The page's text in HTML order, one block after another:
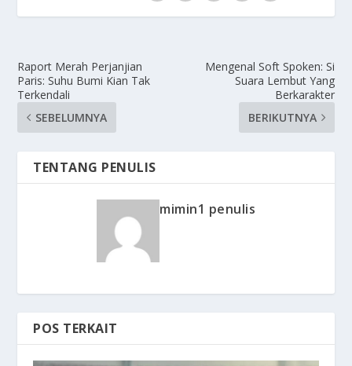
Raport Merah Perjanjian
Paris: Suhu Bumi Kian Tak
Terkendali
SEBELUMNYA
Mengenal Soft Spoken: Si
Suara Lembut Yang
Berkarakter
BERIKUTNYA
TENTANG PENULIS
mimin1 penulis
POS TERKAIT